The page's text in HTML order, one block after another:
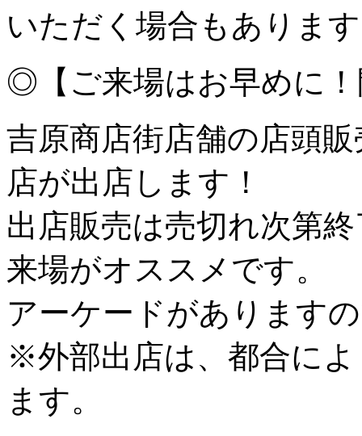
いただく場合もありま
◎【ご来場はお早めに！
吉原商店街店舗の店頭
店が出店します！
出店販売は売切れ次第
来場がオススメです。
アーケードがあります
※外部出店は、都合に
ます。